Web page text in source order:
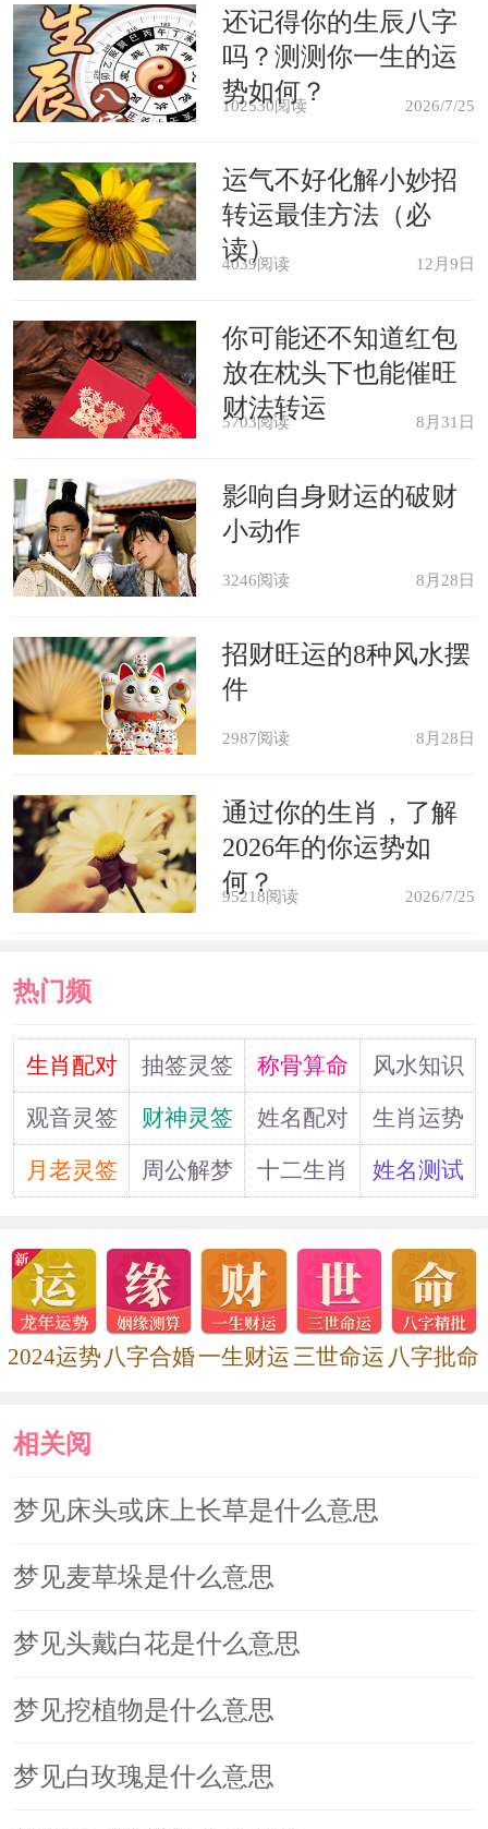
是「轻松打」！不过这两天要留意的是
不要拿他人的缺点来取笑，那会使你的
品格下降。还有中餐千万不行省略不吃
或是草草了事，否则将影响下午的元
气。
出行的人梦见床头长草了，主张遇
风雨延期再出行。
怀孕的人梦见床头长草了，预示生
男。夏占生女，注意母子安全。
本命年的人梦见床头长草了，意味
着祸福参半，不行因小失大。慎防小人
恋爱中的人梦见床头长草了，阐明
只要决心坚决，婚姻可成。
经商的人梦见床头长草了，代表顺
畅如意，但在顺畅中，慎防恶言中伤，
必信任不实的话。
口试或复试分数欠佳，影响录取成果。
欢
还记得你的生辰八字
吗？测测你一生的运
势如何？
102530阅读 2026/7/25
运气不好化解小妙招
转运最佳方法（必
读）
4039阅读 12月9日
你可能还不知道红包
放在枕头下也能催旺
财法转运
5703阅读 8月31日
影响自身财运的破财
小动作
3246阅读 8月28日
招财旺运的8种风水摆
件
2987阅读 8月28日
通过你的生肖，了解
2026年的你运势如
何？
95218阅读 2026/7/25
热门频
道生肖配对 抽签灵签 称骨算命
风水知识
观音灵签
财神灵签 姓名配对
生肖运势
月老灵签
周公解梦 十二生肖 姓名测试
2024运势 八字合婚一生财运三世命运 八字批命
相关阅
读
梦见床头或床上长草是什么意思
梦见麦草垛是什么意思
梦见头戴白花是什么意思
梦见挖植物是什么意思
梦见白玫瑰是什么意思